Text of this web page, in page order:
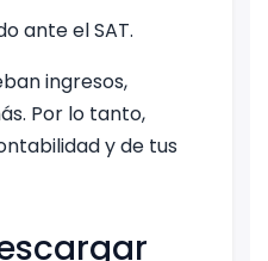
ante el SAT.
ingresos,
Por lo tanto,
y de tus